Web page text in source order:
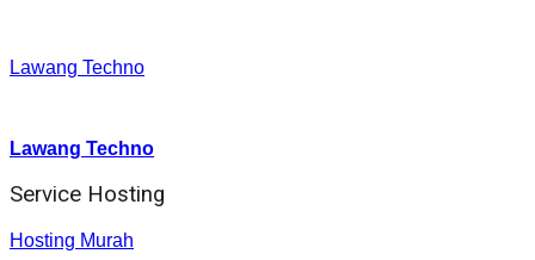
Lawang Techno
Lawang Techno
Service Hosting
Hosting Murah